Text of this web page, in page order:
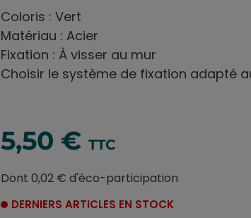
Coloris : Vert
Matériau : Acier
Fixation : À visser au mur
Choisir le système de fixation adapté
5,50 € TTC
Dont 0,02 € d'éco-participation
DERNIERS ARTICLES EN STOCK